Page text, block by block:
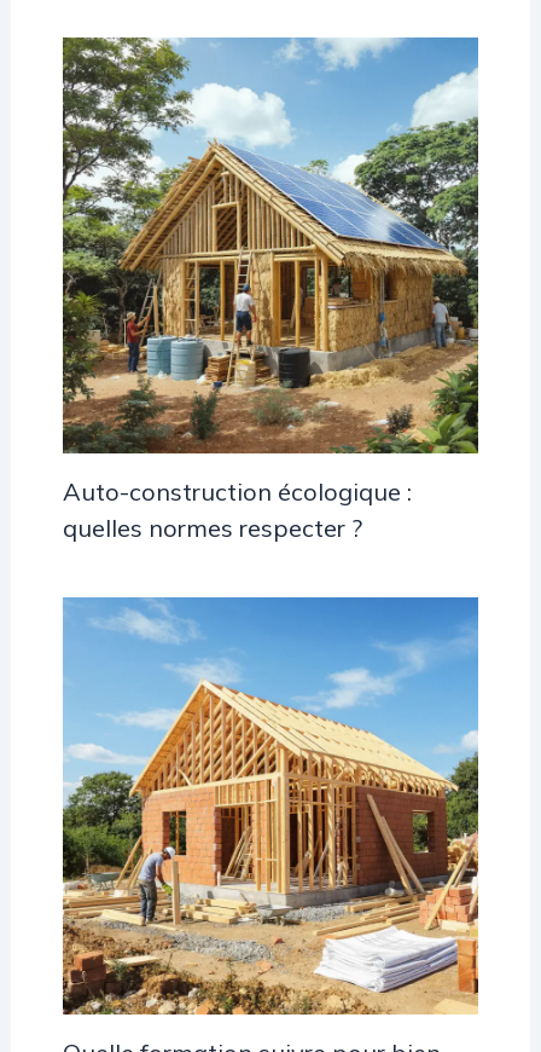
Auto-construction écologique :
quelles normes respecter ?